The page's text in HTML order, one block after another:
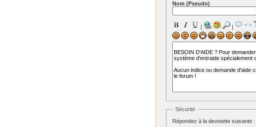
Nom (Pseudo)
| |
Sécurité
Répondez à la devinette suivante :